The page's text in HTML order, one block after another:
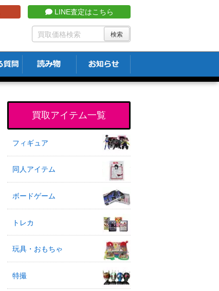
LINE査定はこちら
買取アイテム一覧
フィギュア
同人アイテム
ボードゲーム
トレカ
玩具・おもちゃ
特撮